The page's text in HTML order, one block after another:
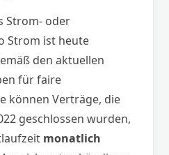
Strom- oder
Strom ist heute
den aktuellen
für faire
können Verträge, die
geschlossen wurden,
monatlich